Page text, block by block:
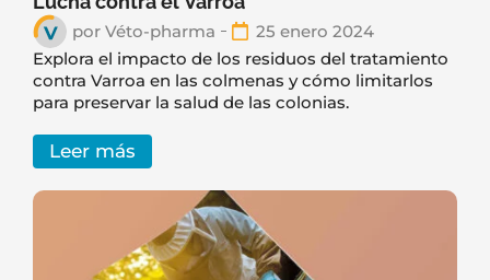
por Véto-pharma
25 enero 2024
Explora el impacto de los residuos del tratamiento
contra Varroa en las colmenas y cómo limitarlos
para preservar la salud de las colonias.
Leer más